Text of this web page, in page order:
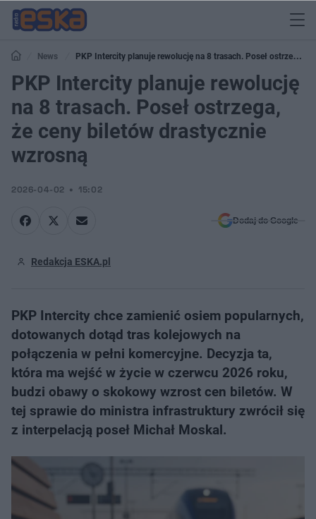
News
PKP Intercity planuje rewolucję na 8 trasach. Poseł ostrzega,
że ceny biletów drastycznie wzrosną
PKP Intercity planuje rewolucję
na 8 trasach. Poseł ostrzega,
że ceny biletów drastycznie
wzrosną
2026-04-02 15:02
Dodaj do Google
Redakcja ESKA.pl
PKP Intercity chce zamienić osiem popularnych,
dotowanych dotąd tras kolejowych na
połączenia w pełni komercyjne. Decyzja ta,
która ma wejść w życie w czerwcu 2026 roku,
budzi obawy o skokowy wzrost cen biletów. W
tej sprawie do ministra infrastruktury zwrócił się
z interpelacją poseł Michał Moskal.